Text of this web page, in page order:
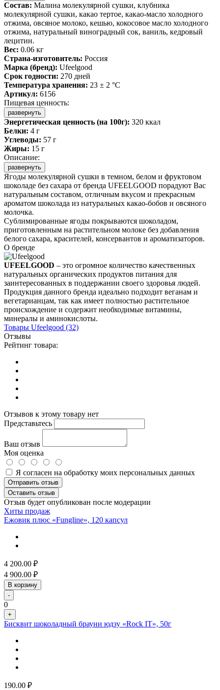
Состав: Малина молекулярной сушки, клубника
молекулярной сушки, какао тертое, какао-масло холодного
отжима, овсяное молоко, кешью, кокосовое масло холодного
отжима, натуральный виноградный сок, ваниль, кедровый
лецитин.
Вес: 0.06 кг
Страна-изготовитель: Россия
Марка (бренд): Ufeelgood
Срок годности: 270 дней
Температура хранения: 23 ± 2 °C
Артикул: 6156
Пищевая ценность:
развернуть
Энергетическая ценность (на 100г): 320 ккал
Белки: 4 г
Углеводы: 57 г
Жиры: 15 г
Описание:
развернуть
Ягоды молекулярной сушки в темном, белом и фруктовом
шоколаде без сахара от бренда UFEELGOOD порадуют Вас
натуральным составом, отличным вкусом и прекрасным
ароматом шоколада из натуральных какао-бобов и овсяного
молочка.
Сублимированные ягоды покрываются шоколадом,
приготовленным на растительном молоке без добавления
белого сахара, красителей, консервантов и ароматизаторов.
О бренде
UFEELGOOD – это огромное количество качественных
натуральных органических продуктов питания для
заинтересованных в поддержании своего здоровья людей.
Продукция данного бренда идеально подходит веганам и
вегетарианцам, так как имеет полностью растительное
происхождение и содержит необходимые витамины,
минералы и аминокислоты.
Товары Ufeelgood (32)
Отзывы
Рейтинг товара:
Отзывов к этому товару нет
Представьтесь
Ваш отзыв
Моя оценка
Я согласен на обработку моих персональных данных
Отправить отзыв
Оставить отзыв
Отзыв будет опубликован после модерации
Хиты продаж
Ежовик плюс «Fungline», 120 капсул
4 200.00 ₽
4 900.00 ₽
В корзину
-
0
+
Бисквит шоколадный брауни юдзу «Rock IT», 50г
190.00 ₽